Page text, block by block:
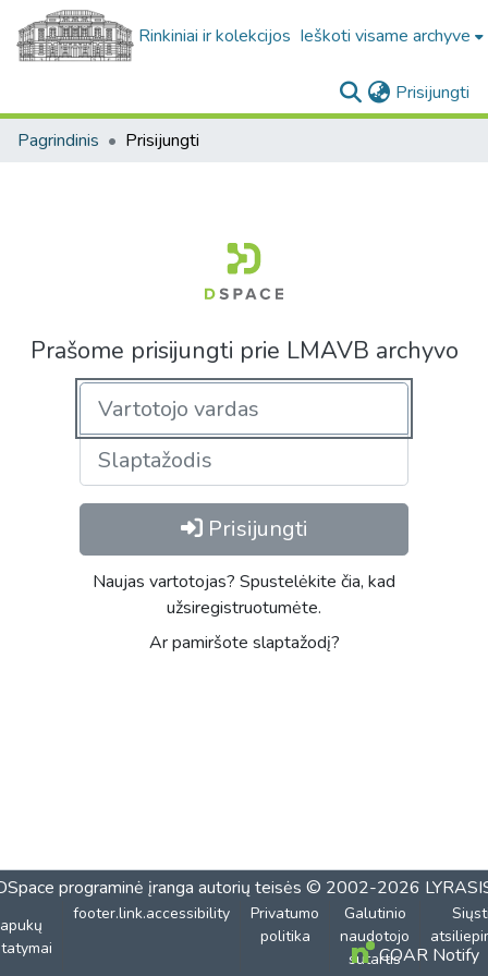
Rinkiniai ir kolekcijos Ieškoti visame archyve
Prisijungti
Pagrindinis Prisijungti
Prašome prisijungti prie LMAVB archyvo
Prisijungti
Naujas vartotojas? Spustelėkite čia, kad
užsiregistruotumėte.
Ar pamiršote slaptažodį?
programinė įranga autorių teisės © 2002-2026
footer.link.accessibility
Privatumo
politika
Galutinio
naudotojo
sutartisCOAR Notify